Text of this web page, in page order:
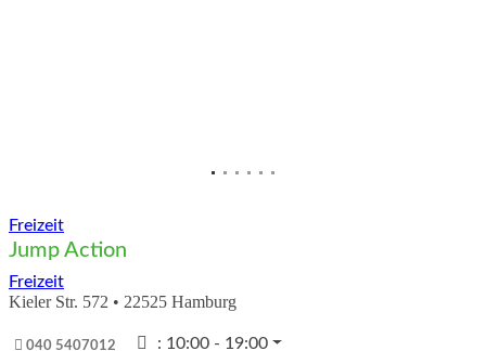
Freizeit
Jump Action
Freizeit
Kieler Str. 572 • 22525 Hamburg
040 5407012 : 10:00 - 19:00